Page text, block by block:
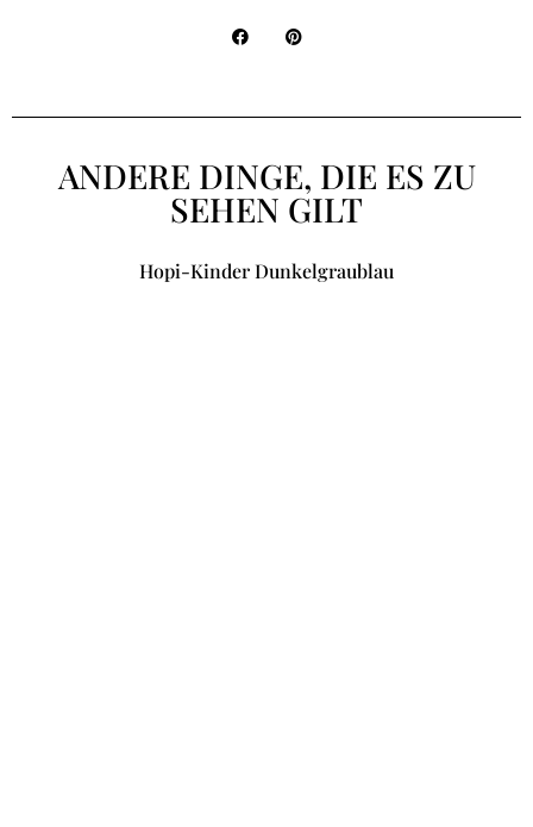
ANDERE DINGE, DIE ES ZU
SEHEN GILT
Hopi-Kinder Dunkelgraublau